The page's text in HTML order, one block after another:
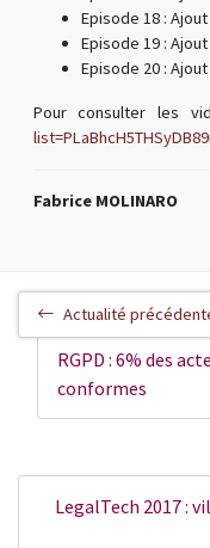
Episode 18 :
Episode 19 : Ajout
Episode 20 :
Pour consulter les
Fabrice MOLINARO
Actualité
RGPD : 6% des
conformes
LegalTech 2017 :